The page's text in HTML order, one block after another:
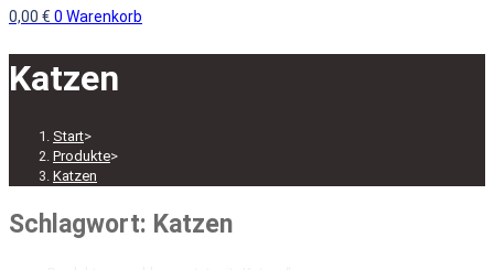
0,00 € 0 Warenkorb
Katzen
Start>
Produkte>
Katzen
Schlagwort: Katzen